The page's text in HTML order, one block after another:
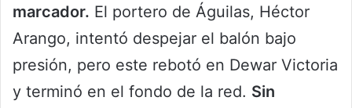
marcador. El portero de Águilas, Héctor
Arango, intentó despejar el balón bajo
presión, pero este rebotó en Dewar Victoria
y terminó en el fondo de la red. Sin